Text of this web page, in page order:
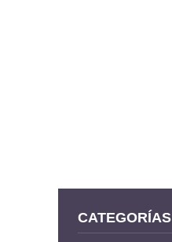
CATEGORÍAS